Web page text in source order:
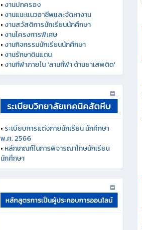
•งานครูที่ปรึกษา
•งานปกครอง
•งานแนะแนวอาชีพและจัดหางาน
•งานสวัสดิการนักเรียนนักศึกษา
•งานโครงการพิเศษ
•งานกิจกรรมนักเรียนนักศึกษา
•งานรักษาดินแดน
•งานกีฬาภายใน 'ลานกีฬา ต้านยาเสพติด'
•ระเบียบการแต่งกายนักเรียน นักศึกษา
พ.ศ. 2566
•หลักเกณฑ์ในการพิจารณาโทษนักเรียน
นักศึกษา